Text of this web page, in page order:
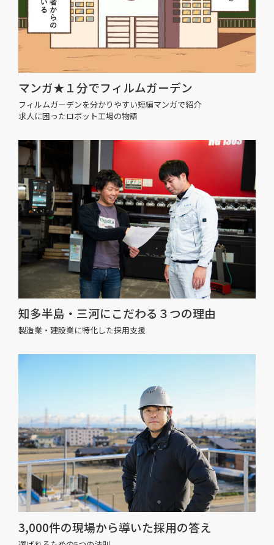
マンガ★１分でフィルムガーデン
フィルムガーデンを分かりやすい短編マンガで紹介
求人に困ったロボット工場の物語
知多半島・三河にこだわる３つの理由
製造業・建設業に特化した採用支援
3,000件の現場から導いた採用の答え